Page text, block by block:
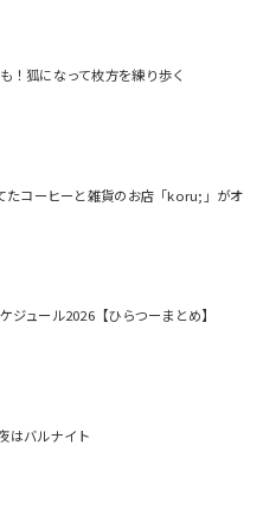
！狐になって枚方を練り歩く
たコーヒーと雑貨のお店「koru;」がオ
ジュール2026【ひらつーまとめ】
はバルナイト